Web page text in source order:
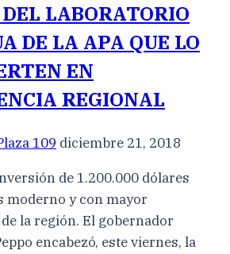
LABORATORIO
DE LA APA QUE LO
EN
REGIONAL
109 diciembre 21, 2018
de 1.200.000 dólares
moderno y con mayor
la región. El gobernador
encabezó, este viernes, la